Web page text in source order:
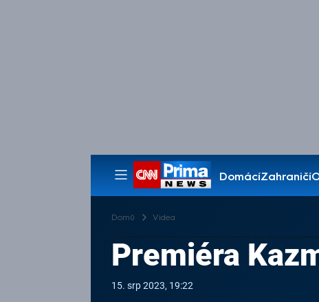
DomácíZahraničí
Pořady
Domů Videa
Premiéra
15. srp 2023, 19:22